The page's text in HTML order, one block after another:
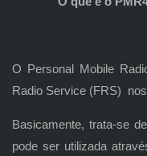
O Personal Mobile
Radio Service (FRS)
Basicamente, trata-se
pode ser utilizada